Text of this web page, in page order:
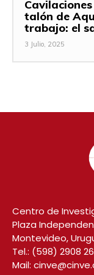
talón de
trabajo: el
3 Julio, 2025
Centro de
Plaza
Montevideo,
Tel.: (598) 2908
Mail: